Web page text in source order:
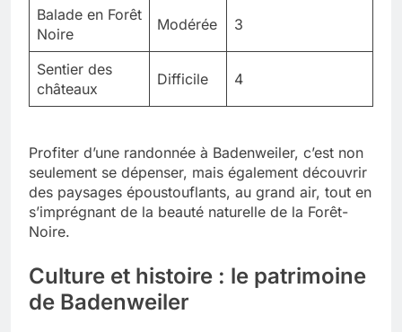
Balade en Forêt
Noire
Modérée 3
Sentier des
châteaux
Difficile 4
Profiter d’une randonnée à Badenweiler, c’est non
seulement se dépenser, mais également découvrir
des paysages époustouflants, au grand air, tout en
s’imprégnant de la beauté naturelle de la Forêt-
Noire.
Culture et histoire : le patrimoine
de Badenweiler